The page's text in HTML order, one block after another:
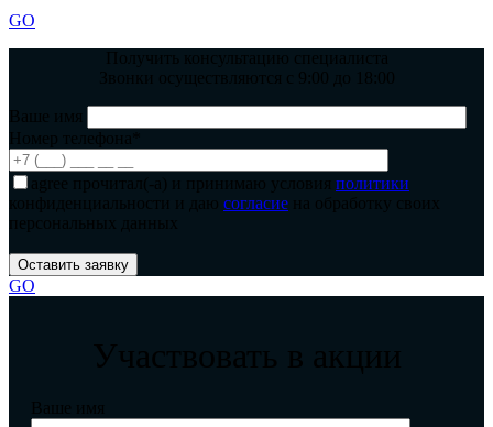
GO
Получить консультацию специалиста
Звонки осуществляются с 9:00 до 18:00
Ваше имя
Номер телефона*
agree прочитал(-а) и принимаю условия политики
конфиденциальности и даю согласие на обработку своих
персональных данных
GO
Участвовать в акции
Ваше имя